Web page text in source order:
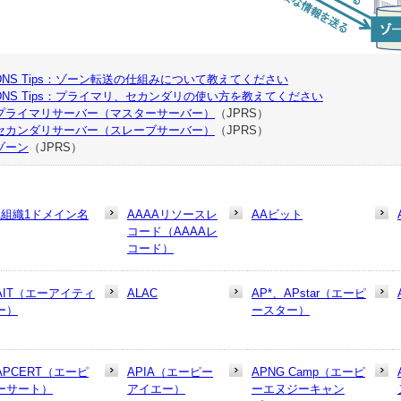
Tips：ゾーン転送の仕組みについて教えてください
Tips：プライマリ、セカンダリの使い方を教えてください
ライマリサーバー（マスターサーバー）
（JPRS）
カンダリサーバー（スレーブサーバー）
（JPRS）
ーン （JPRS）
織1ドメイン名
AAAAリソースレ
コード（AAAAレ
コード）
AAビット
（エーアイティ
）
ALAC
AP*、APstar（エーピ
ースター）
（エーピ
サート）
APIA（エーピー
アイエー）
APNG Camp（エーピ
ーエヌジーキャン